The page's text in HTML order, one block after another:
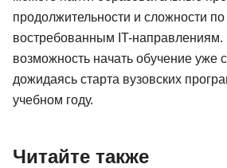
продолжительности и сложности
востребованным IT-направлениям.
возможность начать обучение уже
дожидаясь старта вузовских
учебном году.
Читайте также